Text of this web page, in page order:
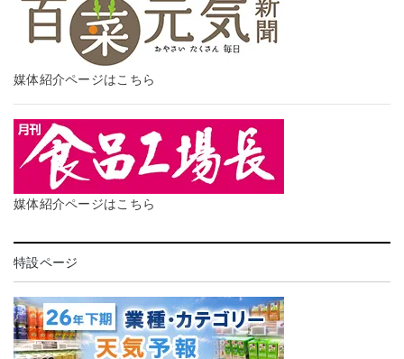
媒体紹介ページはこちら
媒体紹介ページはこちら
特設ページ